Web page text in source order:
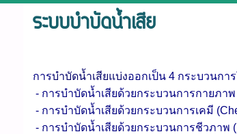
ระบบบำบัดน้ำเสีย
การบำบัดน้ำเสียแบ่งออกเป็น 4 กระบวนก
- การบำบัดน้ำเสียด้วยกระบวนการกายภา
- การบำบัดน้ำเสียด้วยกระบวนการเคมี
- การบำบัดน้ำเสียด้วยกระบวนการชีวภาพ